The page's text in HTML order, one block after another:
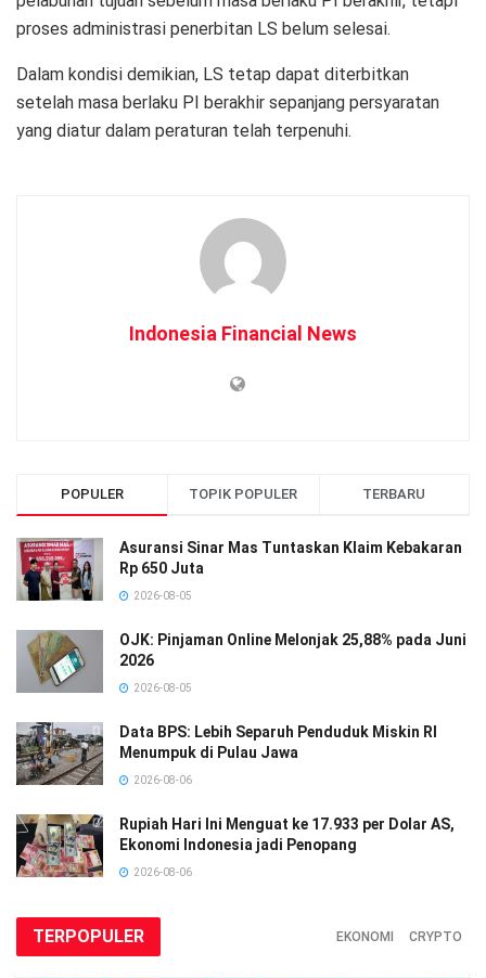
proses administrasi penerbitan LS belum selesai.
Dalam kondisi demikian, LS tetap dapat diterbitkan
setelah masa berlaku PI berakhir sepanjang persyaratan
yang diatur dalam peraturan telah terpenuhi.
Indonesia Financial News
POPULER TOPIK POPULER TERBARU
Asuransi Sinar Mas Tuntaskan Klaim Kebakaran
Rp 650 Juta
2026-08-05
OJK: Pinjaman Online Melonjak 25,88% pada Juni
2026
2026-08-05
Data BPS: Lebih Separuh Penduduk Miskin RI
Menumpuk di Pulau Jawa
2026-08-06
Rupiah Hari Ini Menguat ke 17.933 per Dolar AS,
Ekonomi Indonesia jadi Penopang
2026-08-06
TERPOPULER EKONOMI CRYPTO